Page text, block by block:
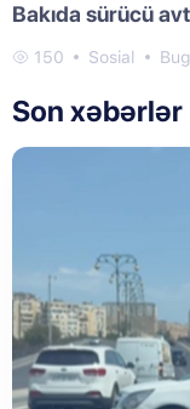
Bakıda sürücü
150 Sosial
Son xəbərlər